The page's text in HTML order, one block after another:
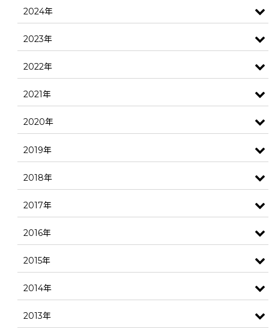
2024年
2023年
2022年
2021年
2020年
2019年
2018年
2017年
2016年
2015年
2014年
2013年